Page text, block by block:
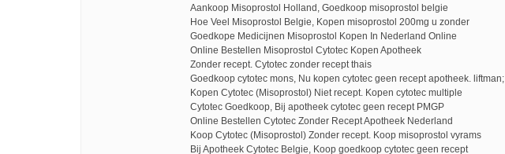
Aankoop Misoprostol Holland, Goedkoop misoprostol belgie
Hoe Veel Misoprostol Belgie, Kopen misoprostol 200mg u zonder
Goedkope Medicijnen Misoprostol Kopen In Nederland Online
Online Bestellen Misoprostol Cytotec Kopen Apotheek
Zonder recept. Cytotec zonder recept thais
Goedkoop cytotec mons, Nu kopen cytotec geen recept apotheek. liftman;
Kopen Cytotec (Misoprostol) Niet recept. Kopen cytotec multiple
Cytotec Goedkoop, Bij apotheek cytotec geen recept PMGP
Online Bestellen Cytotec Zonder Recept Apotheek Nederland
Koop Cytotec (Misoprostol) Zonder recept. Koop misoprostol vyrams
Bij Apotheek Cytotec Belgie, Koop goedkoop cytotec geen recept